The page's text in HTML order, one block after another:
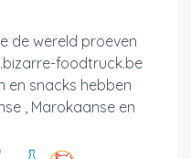
de wereld proeven
foodtruck.be
en snacks hebben
, Marokaanse en